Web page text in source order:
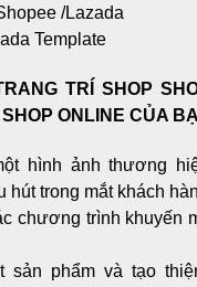
Template
TRÍ SHOP
ONLINE CỦA
hình ảnh thương
hút trong mắt khách
chương trình khuyến
sản phẩm và tạo